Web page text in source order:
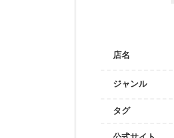
店名
ジャンル
タグ